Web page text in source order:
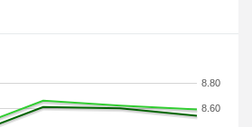
8.60
8.80